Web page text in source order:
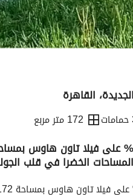
القاهرة
172 متر مربع
الاتجاهات والمؤشرات الموقعالخضرا في قلب